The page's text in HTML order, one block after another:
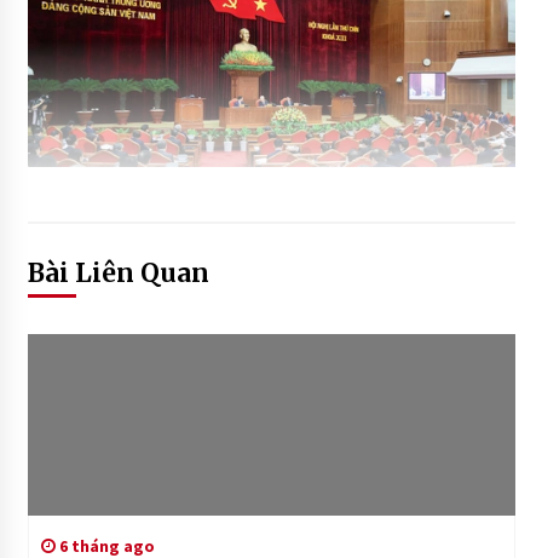
Bài Liên Quan
6 tháng ago